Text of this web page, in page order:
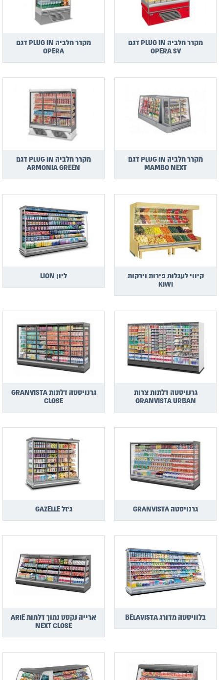
מקרר חלביה PLUG IN דגם
OPERA SV
מקרר חלביה PLUG IN דגם
OPERA
מקרר חלביה PLUG IN דגם
MAMBO NEXT
מקרר חלביה PLUG IN דגם
ARMONIA GREEN
קיווי לעגלות פירות וירקות
KIWI
ליון LION
גרנויסטה דלתות צרות
GRANVISTA URBAN
גרנויסטה דלתות GRANVISTA
CLOSE
גרנויסטה GRANVISTA ג'זל GAZELLE
בלוויסטה מדורג BELAVISTA
ארייה נקסט נמוך דלתות ARIE
NEXT CLOSE